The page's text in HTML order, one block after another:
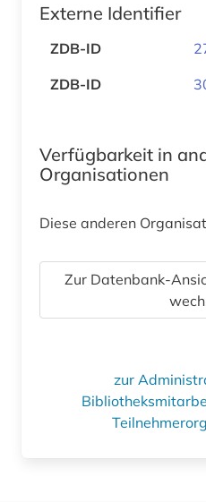
Externe Identifier
ZDB-ID
ZDB-ID
Verfügbarkeit in
Organisationen
Diese anderen
Zur Datenbank-
zur